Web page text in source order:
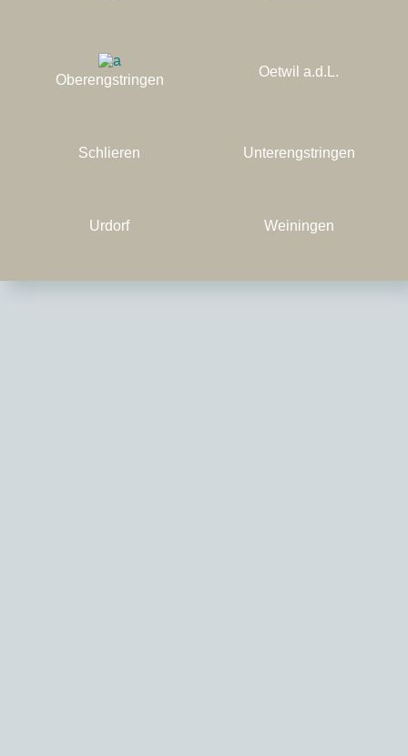
Oberengstringen
Oetwil a.d.L.
Schlieren Unterengstringen
Urdorf Weiningen